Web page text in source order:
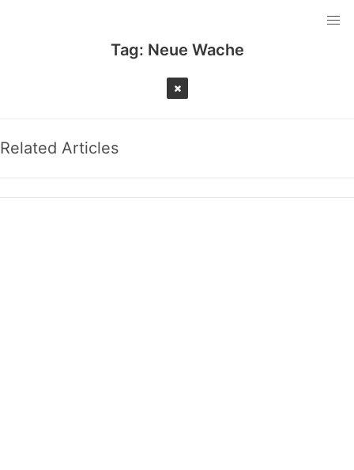
Tag: Neue Wache
Related Articles